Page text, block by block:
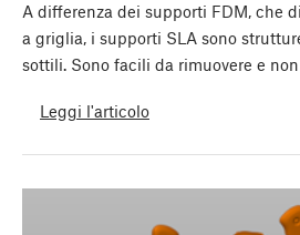
A differenza dei supporti FDM, che
a griglia, i supporti SLA sono
sottili. Sono facili da rimuovere e
Leggi l'articolo